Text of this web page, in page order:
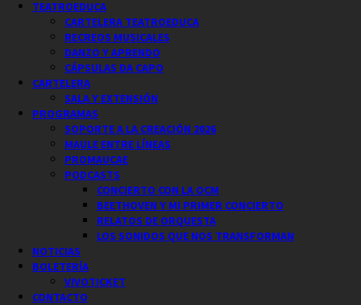
TEATROEDUCA
CARTELERA TEATROEDUCA
RECREOS MUSICALES
DANZO Y APRENDO
CÁPSULAS DA CAPO
CARTELERA
SALA Y EXTENSIÓN
PROGRAMAS
SOPORTE A LA CREACIÓN 2026
MAULE ENTRE LÍNEAS
PROMAUCAE
PODCASTS
CONCIERTO CON LA OCM
BEETHOVEN Y MI PRIMER CONCIERTO
RELATOS DE ORQUESTA
LOS SONIDOS QUE NOS TRANSFORMAN
NOTICIAS
BOLETERÍA
VIVOTICKET
CONTACTO